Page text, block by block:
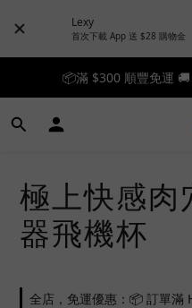
Lexy
首次下載 App 送 $28 購物金
📦滿 $300 順豐免運
📦滿 $300 順豐免運
🎉 新人首單享
極上快感肉
器飛機杯
全店，免運優惠：📦 訂單滿